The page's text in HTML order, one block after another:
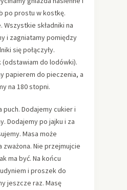
po prostu w kostkę.
Wszystkie składniki na
i zagniatamy pomiędzy
się połączyły.
(odstawiam do lodówki).
papierem do pieczenia, a
na 180 stopni.
puch. Dodajemy cukier i
Dodajemy po jajku i za
Masa może
zważona. Nie przejmujcie
ma być. Na końcu
i proszek do
jeszcze raz. Masę